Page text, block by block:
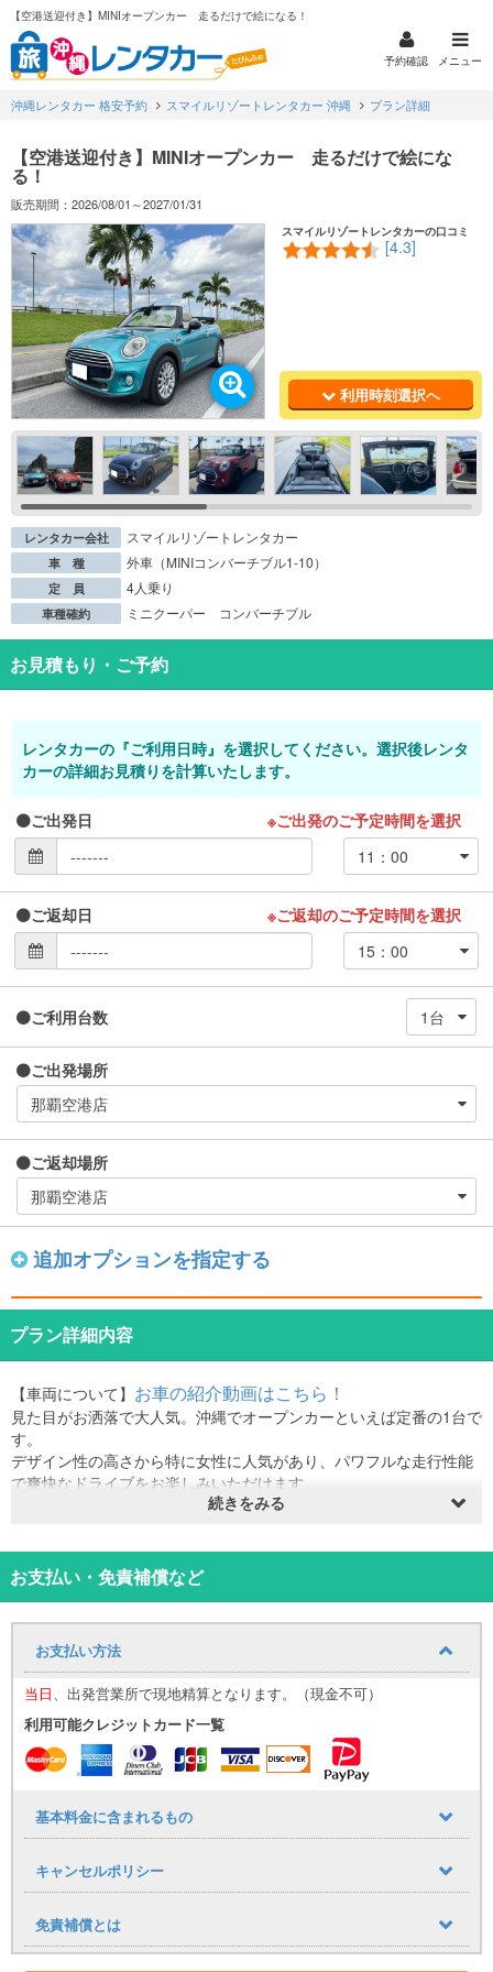
【空港送迎付き】MINIオープンカー 走るだけで絵になる！
予約確認 メニュー
沖縄レンタカー 格安予約 スマイルリゾートレンタカー 沖縄 プラン詳細
【空港送迎付き】MINIオープンカー 走るだけで絵にな
る！
販売期間：2026/08/01～2027/01/31
スマイルリゾートレンタカーの口コミ
[4.3]
利用時刻選択へ
レンタカー会社 スマイルリゾートレンタカー
車 種 外車（MINIコンバーチブル1-10）
定 員 4人乗り
車種確約 ミニクーパー コンバーチブル
お見積もり・ご予約
レンタカーの『ご利用日時』を選択してください。選択後レンタ
カーの詳細お見積りを計算いたします。
ご出発日 ※ご出発のご予定時間を選択
ご返却日 ※ご返却のご予定時間を選択
ご利用台数
ご出発場所
ご返却場所
追加オプションを指定する
プラン詳細内容
【車両について】 お車の紹介動画はこちら！
見た目がお洒落で大人気。沖縄でオープンカーといえば定番の1台で
す。
デザイン性の高さから特に女性に人気があり、パワフルな走行性能
で爽快なドライブをお楽しみいただけます。
※車両カラーの指定はできかねます。
【那覇空港送迎について（無料）】お迎え場所についてはこち
ら！
那覇空港までの送迎サービスを追加料金なしでご利用いただけま
■ 運行時間
9:30〜17:30（1時間おきに運行）
到着時間に応じて、最寄りの送迎便にてご案内いたします。
（例：９：００までに那覇空港に到着→９：３０発の送迎便）
空港への送りは１７：００発が最終便となりますので、予めご了承
下さい。
■ 乗車場所
⸻
【公式LINE登録のお願い】
・LINE ID：@661gpual
公式LINE登録の際に下記情報をメッセージでお送りください。
・お名前（フルネーム） ・レンタル日時
続きをみる
お支払い・免責補償など
お支払い方法
当日、出発営業所で現地精算となります。（現金不可）
利用可能クレジットカード一覧
基本料金に含まれるもの
キャンセルポリシー
免責補償とは